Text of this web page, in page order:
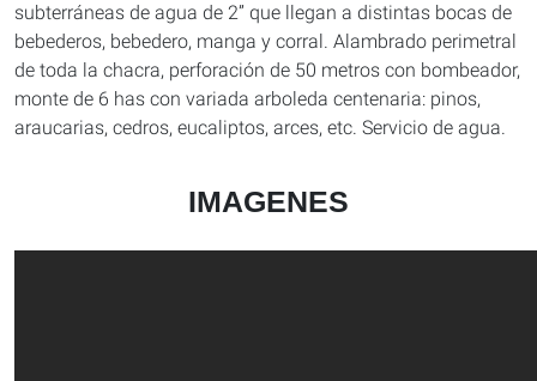
subterráneas de agua de 2” que llegan a distintas bocas de
bebederos, bebedero, manga y corral. Alambrado perimetral
de toda la chacra, perforación de 50 metros con bombeador,
monte de 6 has con variada arboleda centenaria: pinos,
araucarias, cedros, eucaliptos, arces, etc. Servicio de agua.
IMAGENES